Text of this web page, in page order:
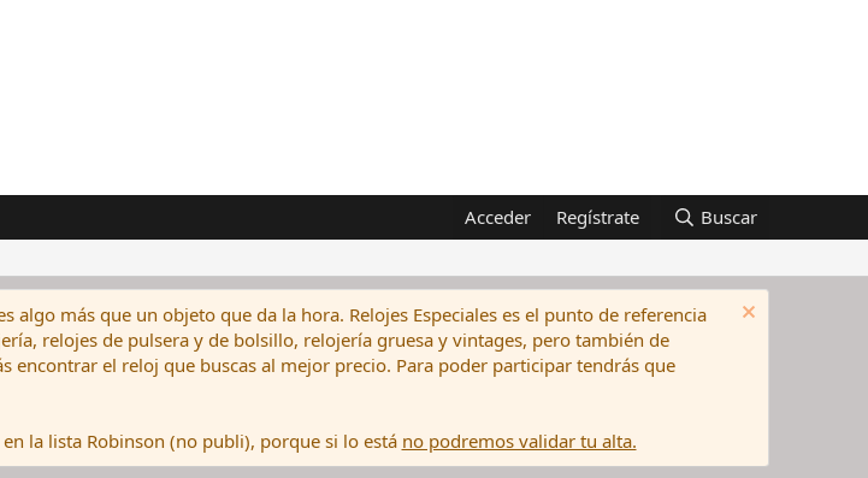
Acceder Regístrate Buscar
más que un objeto que da la hora. Relojes Especiales es el punto de referencia
relojes de pulsera y de bolsillo, relojería gruesa y vintages, pero también de
el reloj que buscas al mejor precio. Para poder participar tendrás que
la lista Robinson (no publi), porque si lo está no podremos validar tu alta.